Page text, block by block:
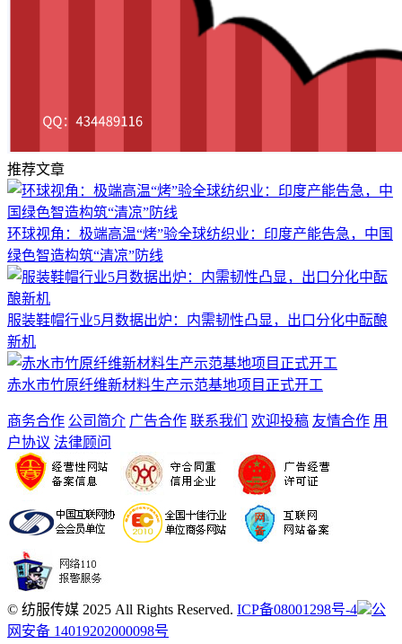
推荐文章
环球视角：极端高温“烤”验全球纺织业：印度产能告急，中国
绿色智造构筑“清凉”防线
服装鞋帽行业5月数据出炉：内需韧性凸显，出口分化中酝酿
新机
赤水市竹原纤维新材料生产示范基地项目正式开工
商务合作 公司简介 广告合作 联系我们 欢迎投稿 友情合作 用
户协议 法律顾问
© 纺服传媒 2025 All Rights Reserved. ICP备08001298号-4
公
网安备 14019202000098号